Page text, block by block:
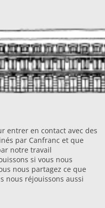
entrer en contact avec des
par Canfranc et que
notre travail
si vous nous
nous partagez ce que
nous réjouissons aussi